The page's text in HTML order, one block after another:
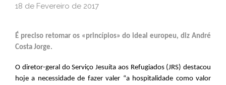
18 de Fevereiro de 2017
É preciso retomar os «princípios» do ideal europeu, diz André
Costa Jorge.
O diretor-geral do Serviço Jesuíta aos Refugiados (JRS) destacou
hoje a necessidade de fazer valer “a hospitalidade como valor